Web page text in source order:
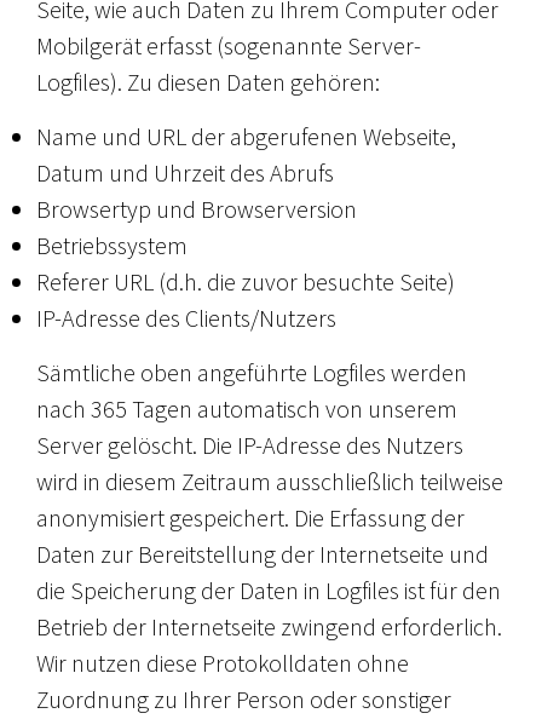
Seite, wie auch Daten zu Ihrem Computer oder
Mobilgerät erfasst (sogenannte Server-
Logfiles). Zu diesen Daten gehören:
Name und URL der abgerufenen Webseite,
Datum und Uhrzeit des Abrufs
Browsertyp und Browserversion
Betriebssystem
Referer URL (d.h. die zuvor besuchte Seite)
IP-Adresse des Clients/Nutzers
Sämtliche oben angeführte Logfiles werden
nach 365 Tagen automatisch von unserem
Server gelöscht. Die IP-Adresse des Nutzers
wird in diesem Zeitraum ausschließlich teilweise
anonymisiert gespeichert. Die Erfassung der
Daten zur Bereitstellung der Internetseite und
die Speicherung der Daten in Logfiles ist für den
Betrieb der Internetseite zwingend erforderlich.
Wir nutzen diese Protokolldaten ohne
Zuordnung zu Ihrer Person oder sonstiger